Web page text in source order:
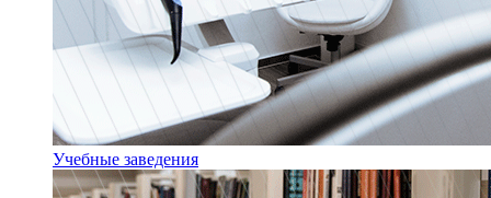
Учебные заведения